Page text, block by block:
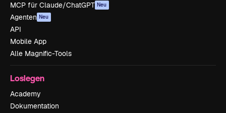
MCP für Claude/ChatGPT Neu
Agenten Neu
API
Mobile App
Alle Magnific-Tools
Loslegen
Academy
Dokumentation